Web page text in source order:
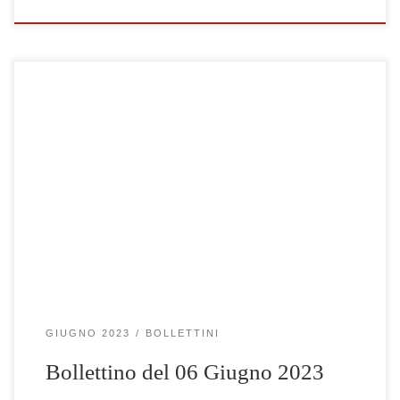
GIUGNO 2023 BOLLETTINI
Bollettino del 06 Giugno 2023